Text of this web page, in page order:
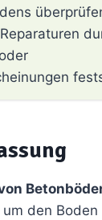
den Boden